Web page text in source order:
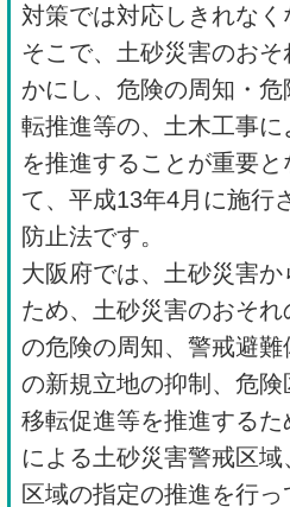
対策では対応しきれなく
そこで、土砂災害のお
かにし、危険の周知・
転推進等の、土木工事
を推進することが重要
て、平成13年4月に施行
防止法です。
大阪府では、土砂災害
ため、土砂災害のおそ
の危険の周知、警戒避
の新規立地の抑制、危
移転促進等を推進する
による土砂災害警戒区
区域の指定の推進を行っ